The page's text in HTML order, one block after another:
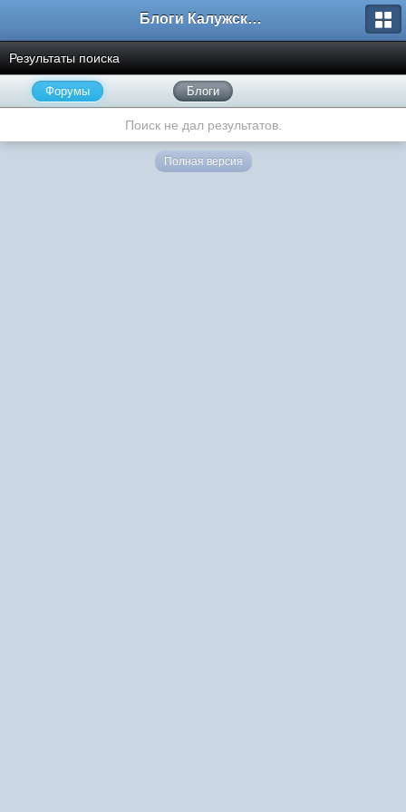
Блоги Калужского перекрестка
Результаты поиска
Форумы Блоги
Поиск не дал результатов.
Полная версия